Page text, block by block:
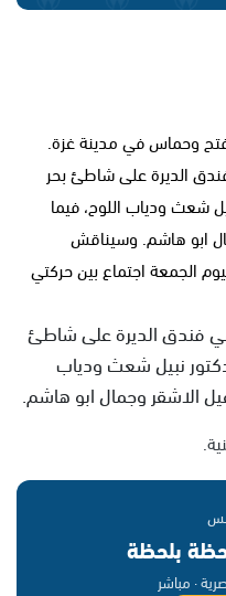
فتح وحماس في مدينة غزة.
الديرة على شاطئ بحر
شعث ودياب اللوح، فيما
ابو هاشم. وسيناقش
الجمعة اجتماع بين حركتي
فندق الديرة على شاطئ
نبيل شعث ودياب
الاشقر وجمال ابو هاشم.
بلحظة
· مباشر